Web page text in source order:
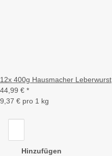
12x 400g Hausmacher Leberwurst
44,99 € *
9,37 € pro 1 kg
Hinzufügen